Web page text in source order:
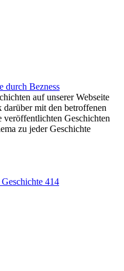
durch Bezness
auf unserer Webseite
mit den betroffenen
Geschichten
zu jeder Geschichte
414